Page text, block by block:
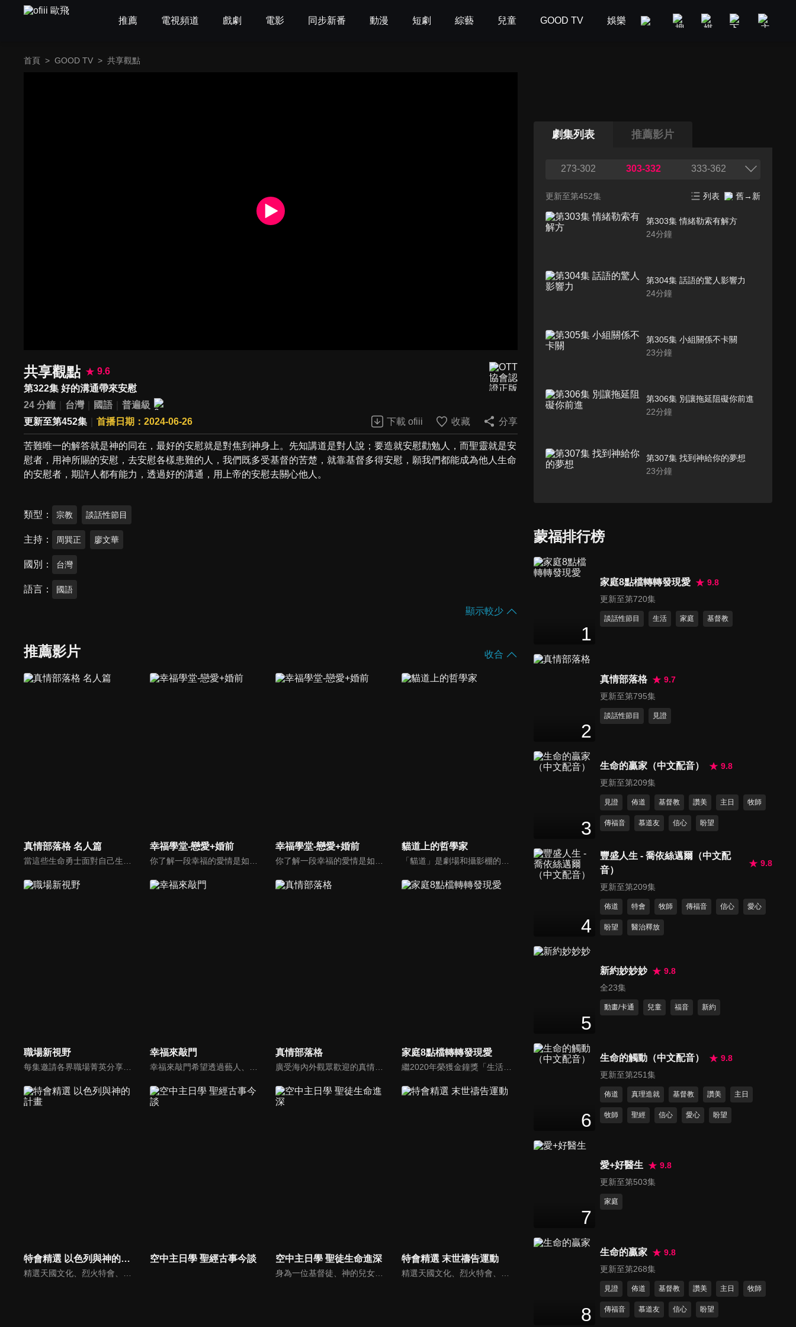
推薦 電視頻道 戲劇 電影 同步新番 動漫 短劇 綜藝 兒童 GOOD TV 娛樂 美食旅遊 新聞政論
首頁 > GOOD TV > 共享觀點
共享觀點
9.6
第322集 好的溝通帶來安慰
24 分鐘
台灣 國語
普遍級
更新至第452集
首播日期：2024-06-26 下載 ofiii 收藏 分享
苦難唯一的解答就是神的同在，最好的安慰就是對焦到神身上。先知講道是對人說；要造就安慰勸勉人，而聖靈就是安
慰者，用神所賜的安慰，去安慰各樣患難的人，我們既多受基督的苦楚，就靠基督多得安慰，願我們都能成為他人生命
的安慰者，期許人都有能力，透過好的溝通，用上帝的安慰去關心他人。
類型 宗教 談話性節目
主持 周巽正 廖文華
國別 台灣
語言 國語
顯示較少
推薦影片 收合
真情部落格 名人篇 幸福學堂-戀愛+婚前 幸福學堂-戀愛+婚前 貓道上的哲學家
職場新視野 幸福來敲門 真情部落格 家庭8點檔轉轉發現愛
繼2020年榮獲金鐘獎「生活風格節目主持人獎」，2021年再度入圍，從真理出發的家庭談話性節目，針對現代婚姻家庭議題讓您輕鬆掌握關注方向。
特會精選 以色列與神的計畫
精選天國文化、烈火特會、超自然大能與使徒性教會等特會，幫助我們更加明白神的心意，好讓我們的生命能走在神的道路上進入命定。
空中主日學 聖經古事今談 空中主日學 聖徒生命進深
身為一位基督徒、神的兒女，不能只是在知識上認識這位父神，我們應該要全面認識祂，當我們越多認識祂的屬性，並且經歷祂的恩典，我們就對祂的信心就越加增，以至於在每天的生活中都能享受祂奇妙、豐盛的一切！
特會精選 末世禱告運動
精選天國文化、烈火特會、超自然大能與使徒性教會等特會，幫助我們更加明白神的心意，好讓我們的生命能走在神的道路上進入命定。
劇集列表 推薦影片
273-302 303-332 333-362
更新至第452集 列表 舊→新
第303集 情緒勒索有解方
24分鐘
第304集 話語的驚人影響力
24分鐘
第305集 小組關係不卡關
23分鐘
第306集 別讓拖延阻礙你前進
22分鐘
第307集 找到神給你的夢想
23分鐘
第309集 溝通雙贏的關鍵
22 分鐘
第311集 情侶之間可以有借貸
22分鐘
24分鐘
24分鐘
24
第315集 經典好電影-火戰車
22分鐘
23分鐘
第318集 如何面對苦難
第319集 苦難中的盼望
24
第321集 難以溝通怎麼辦
蒙福排行榜
1
家庭8點檔轉轉發現愛
9.8
更新至第720集
談話性節目 生活 家庭 基督教
2
真情部落格
9.7
更新至第795集
談話性節目 見證
3
生命的贏家（中文配音）
9.8
更新至第209集
見證 佈道 基督教 讚美 主日 牧師
傳福音 慕道友 信心 盼望
4
豐盛人生 - 喬依絲邁爾（中文配
音）
9.8
更新至第209集
佈道 特會 牧師 傳福音 信心 愛心
盼望 醫治釋放
5
新約妙妙妙
9.8
全23集
動畫/卡通 兒童 福音 新約
6
生命的觸動（中文配音）
9.8
更新至第251集
佈道 真理造就 基督教 讚美 主日
牧師 聖經 信心 愛心 盼望
7
愛+好醫生
9.8
更新至第503集
家庭
8
生命的贏家
9.8
更新至第268集
見證 佈道 基督教 讚美 主日 牧師
傳福音 慕道友 信心 盼望